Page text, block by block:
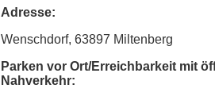
Adresse:
Wenschdorf, 63897 Miltenberg
Parken vor Ort/Erreichbarkeit mit
Nahverkehr: